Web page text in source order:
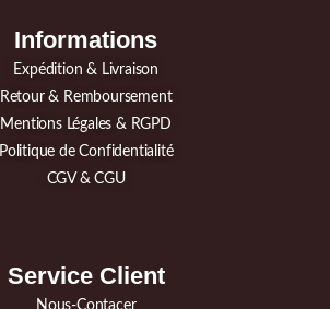
Informations
Expédition & Livraison
Retour & Remboursement
Mentions Légales & RGPD
Politique de Confidentialité
CGV & CGU
Service Client